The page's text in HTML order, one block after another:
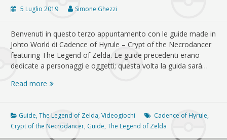
5 Luglio 2019 Simone Ghezzi
Benvenuti in questo terzo appuntamento con le guide made in
Johto World di Cadence of Hyrule – Crypt of the Necrodancer
featuring The Legend of Zelda. Le guide precedenti erano
dedicate a personaggi e oggetti; questa volta la guida sarà…
Read more Cadence
guida
alle
armi
Guide,The Legend of Zelda,Videogiochi Cadence of Hyrule,
Crypt of the Necrodancer, Guide,The Legend of Zelda